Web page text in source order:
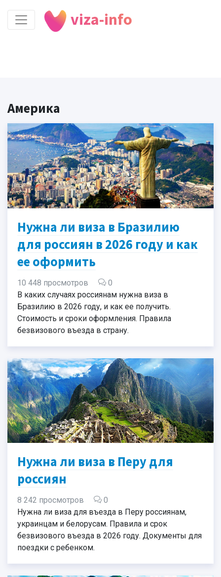
viza-info
Америка
Нужна ли виза в Бразилию
для россиян в 2026 году и как
ее оформить
10 448 просмотров
0
В каких случаях россиянам нужна виза в
Бразилию в 2026 году, и как ее получить.
Стоимость и сроки оформления. Правила
безвизового въезда в страну.
Нужна ли виза в Перу для
россиян
8 242 просмотров
0
Нужна ли виза для въезда в Перу россиянам,
украинцам и белорусам. Правила и срок
безвизового въезда в 2026 году. Документы для
поездки с ребенком.